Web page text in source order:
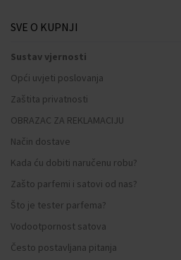
SVE O KUPNJI
Sustav vjernosti
Opći uvjeti poslovanja
Zaštita privatnosti
OBRAZAC ZA REKLAMACIJU
Način dostave
Kada ću dobiti naručenu robu?
Zašto parfemi i satovi od nas?
Što je tester parfema?
Vodootpornost satova
Često postavljana pitanja